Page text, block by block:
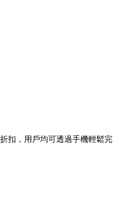
扣，用戶均可透過手機輕鬆完